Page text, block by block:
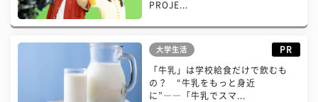
PROJE...
大学生活 PR
「牛乳」は学校給食だけで飲むも
の？ “牛乳をもっと身近
に”――「牛乳でスマ...